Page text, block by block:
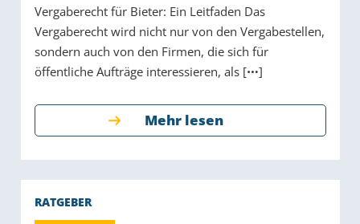
Vergaberecht für Bieter: Ein Leitfaden Das
Vergaberecht wird nicht nur von den Vergabestellen,
sondern auch von den Firmen, die sich für
öffentliche Aufträge interessieren, als [
]
Mehr lesen